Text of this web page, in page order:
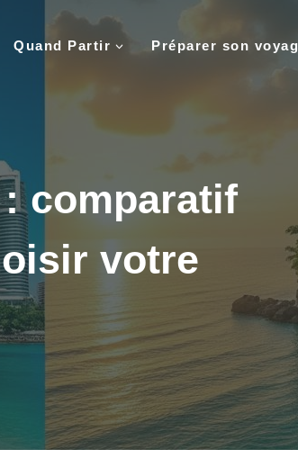
Quand Partir Préparer son
comparatif
votre